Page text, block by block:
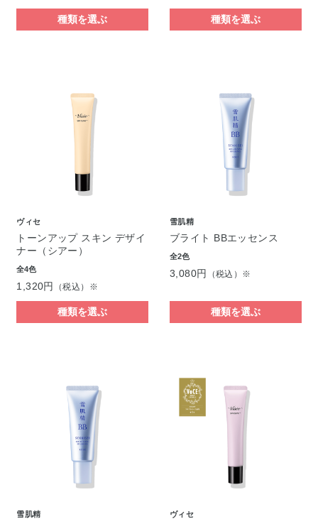
種類を選ぶ 種類を選ぶ
ヴィセ
トーンアップ スキン デザイ
ナー（シアー）
全4色
1,320円 （税込）※
種類を選ぶ
雪肌精
ブライト BBエッセンス
全2色
3,080円 （税込）※
種類を選ぶ
雪肌精 ヴィセ